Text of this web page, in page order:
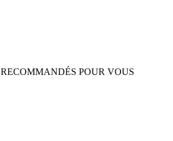
RECOMMANDÉS POUR VOUS